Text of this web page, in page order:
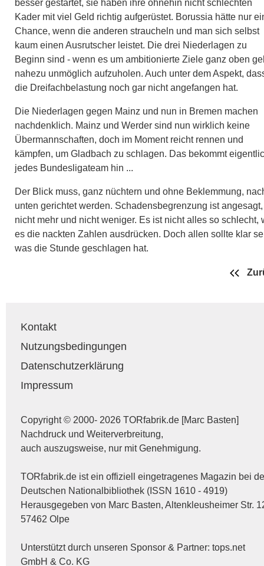
besser gestartet, sie haben ihre ohnehin nicht schlechten
Kader mit viel Geld richtig aufgerüstet. Borussia hätte nur
Chance, wenn die anderen straucheln und man sich selbst
kaum einen Ausrutscher leistet. Die drei Niederlagen zu
Beginn sind - wenn es um ambitionierte Ziele ganz oben
nahezu unmöglich aufzuholen. Auch unter dem Aspekt,
die Dreifachbelastung noch gar nicht angefangen hat.
Die Niederlagen gegen Mainz und nun in Bremen machen
nachdenklich. Mainz und Werder sind nun wirklich keine
Übermannschaften, doch im Moment reicht rennen und
kämpfen, um Gladbach zu schlagen. Das bekommt
jedes Bundesligateam hin ...
Der Blick muss, ganz nüchtern und ohne Beklemmung,
unten gerichtet werden. Schadensbegrenzung ist angesagt,
nicht mehr und nicht weniger. Es ist nicht alles so schlecht,
es die nackten Zahlen ausdrücken. Doch allen sollte klar
was die Stunde geschlagen hat.
Kontakt
Nutzungsbedingungen
Datenschutzerklärung
Impressum
Copyright © 2000- 2026 TORfabrik.de [Marc Basten]
Nachdruck und Weiterverbreitung,
auch auszugsweise, nur mit Genehmigung.
TORfabrik.de ist ein offiziell eingetragenes Magazin bei
Deutschen Nationalbibliothek (ISSN 1610 - 4919)
Herausgegeben von Marc Basten, Altenkleusheimer Str.
57462 Olpe
Unterstützt durch unseren Sponsor & Partner: tops.net
GmbH & Co. KG